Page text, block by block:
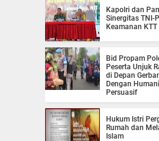
Kapolri dan
Sinergitas TNI-
Keamanan KTT
Bid Propam
Peserta Unjuk
di Depan
Dengan
Persuasif
Hukum Istri
Rumah dan
Islam